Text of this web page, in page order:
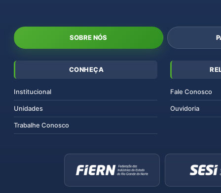
SOBRE NÓS
CONHEÇA
Institucional
Unidades
Trabalhe Conosco
Fale Conosco
Ouvidoria